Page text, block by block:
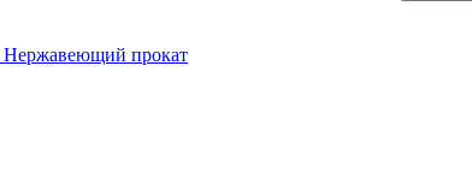
Нержавеющий прокат